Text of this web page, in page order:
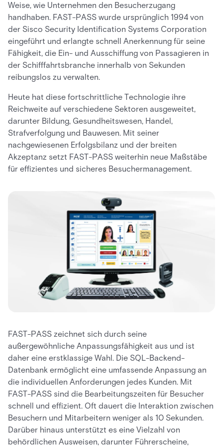
Weise, wie Unternehmen den Besucherzugang
handhaben. FAST-PASS wurde ursprünglich 1994 von
der Sisco Security Identification Systems Corporation
eingeführt und erlangte schnell Anerkennung für seine
Fähigkeit, die Ein- und Ausschiffung von Passagieren in
der Schifffahrtsbranche innerhalb von Sekunden
reibungslos zu verwalten.
Heute hat diese fortschrittliche Technologie ihre
Reichweite auf verschiedene Sektoren ausgeweitet,
darunter Bildung, Gesundheitswesen, Handel,
Strafverfolgung und Bauwesen. Mit seiner
nachgewiesenen Erfolgsbilanz und der breiten
Akzeptanz setzt FAST-PASS weiterhin neue Maßstäbe
für effizientes und sicheres Besuchermanagement.
FAST-PASS zeichnet sich durch seine
außergewöhnliche Anpassungsfähigkeit aus und ist
daher eine erstklassige Wahl. Die SQL-Backend-
Datenbank ermöglicht eine umfassende Anpassung an
die individuellen Anforderungen jedes Kunden. Mit
FAST-PASS sind die Bearbeitungszeiten für Besucher
schnell und effizient. Oft dauert die Interaktion zwischen
Besuchern und Mitarbeitern weniger als 10 Sekunden.
Darüber hinaus unterstützt es eine Vielzahl von
behördlichen Ausweisen, darunter Führerscheine,